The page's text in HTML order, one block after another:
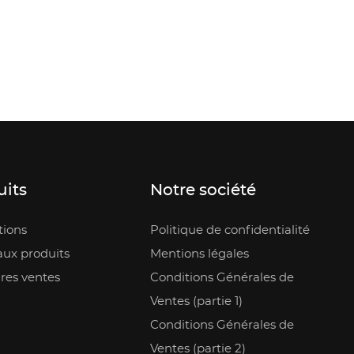
produits
ventes
Notre société
Politique de confidentialité
Mentions légales
Conditions Générales de
Ventes (partie 1)
Conditions Générales de
Ventes (partie 2)